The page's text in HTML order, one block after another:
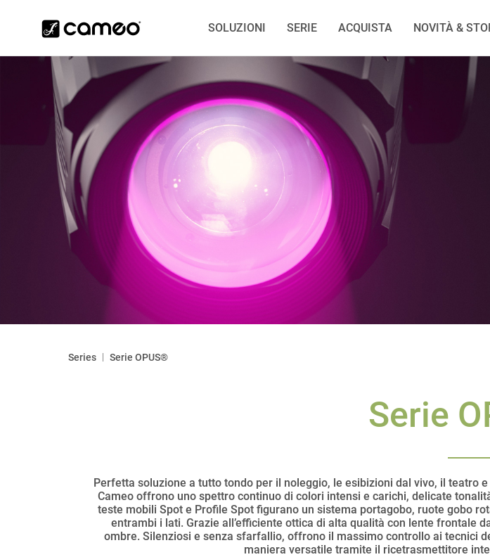
SOLUZIONI SERIE ACQUISTA NOVITÀ &
Series | Serie OPUS®
Serie
Perfetta soluzione a tutto tondo per il noleggio, le esibizioni dal vivo, il teatro
Cameo offrono uno spettro continuo di colori intensi e carichi, delicate
teste mobili Spot e Profile Spot figurano un sistema portagobo, ruote gobo
entrambi i lati. Grazie all’efficiente ottica di alta qualità con lente frontale
ombre. Silenziosi e senza sfarfallio, offrono il massimo controllo ai tecnici
maniera versatile tramite il ricetrasmettitore